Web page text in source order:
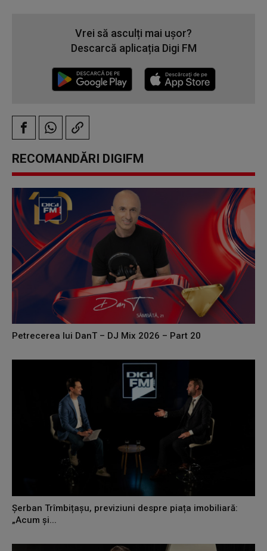
Vrei să asculți mai ușor?
Descarcă aplicația Digi FM
RECOMANDĂRI DIGIFM
Petrecerea lui DanT – DJ Mix 2026 – Part 20
Șerban Trîmbițașu, previziuni despre piața imobiliară:
„Acum și...